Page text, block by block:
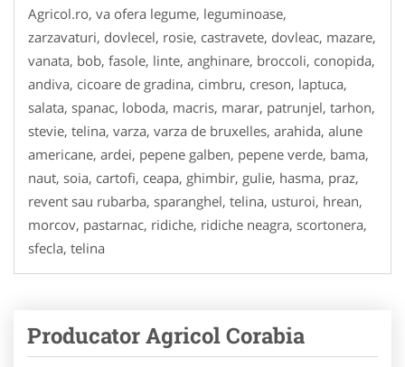
Agricol.ro, va ofera legume, leguminoase,
zarzavaturi, dovlecel, rosie, castravete, dovleac, mazare,
vanata, bob, fasole, linte, anghinare, broccoli, conopida,
andiva, cicoare de gradina, cimbru, creson, laptuca,
salata, spanac, loboda, macris, marar, patrunjel, tarhon,
stevie, telina, varza, varza de bruxelles, arahida, alune
americane, ardei, pepene galben, pepene verde, bama,
naut, soia, cartofi, ceapa, ghimbir, gulie, hasma, praz,
revent sau rubarba, sparanghel, telina, usturoi, hrean,
morcov, pastarnac, ridiche, ridiche neagra, scortonera,
sfecla, telina
Producator Agricol Corabia